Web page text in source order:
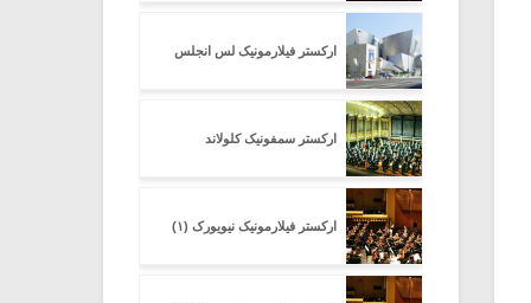
ارکستر فیلارمونیک لس انجلس
ارکستر سمفونیک کلولاند
ارکستر فیلارمونیک نیویورک (۱)